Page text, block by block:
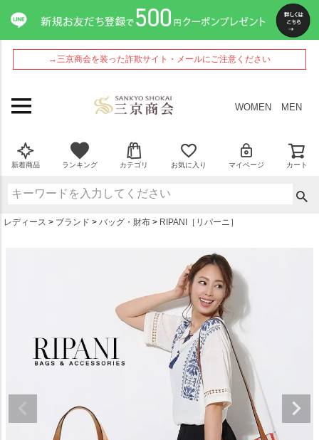
→三京商会を装った詐欺サイト・メールにご注意ください
WOMEN MEN
新着商品 ランキング カテゴリ お気に入り マイページ カート
レディース ブランド バッグ・財布 RIPANI［リパーニ］
ペー
ジト
ップ
へ